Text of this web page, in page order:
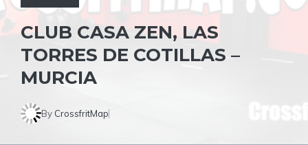
CLUB CASA ZEN, LAS
TORRES DE COTILLAS –
MURCIA
By CrossfritMap